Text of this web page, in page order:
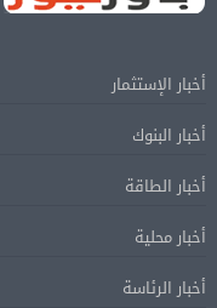
أخبار الإستثمار
أخبار البنوك
أخبار الطاقة
أخبار محلية
أخبار الرئاسة